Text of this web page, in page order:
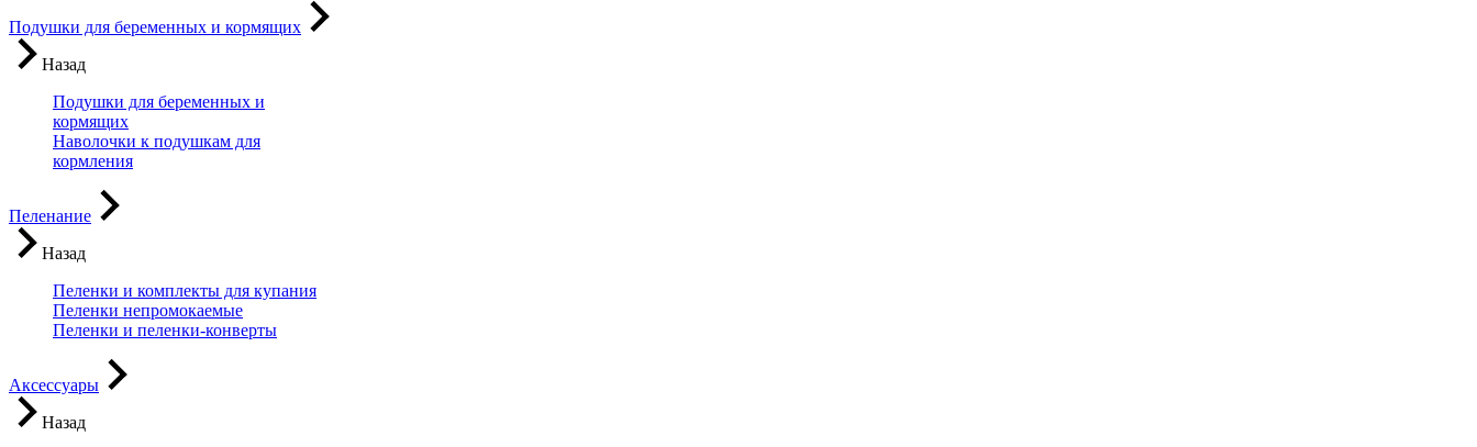
Подушки для беременных и кормящих
Назад
Подушки для беременных и
кормящих
Наволочки к подушкам для
кормления
Пеленание
Назад
Пеленки и комплекты для купания
Пеленки непромокаемые
Пеленки и пеленки-конверты
Аксессуары
Назад